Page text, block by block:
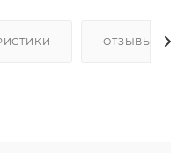
ОТЗЫВЫ